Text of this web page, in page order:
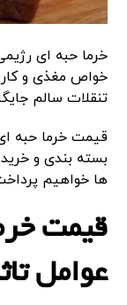
خرما حبه ای
خواص مغذی و
تنقلات سالم
قیمت خرما حبه
بسته بندی و
ها خواهیم
قیمت
عوامل